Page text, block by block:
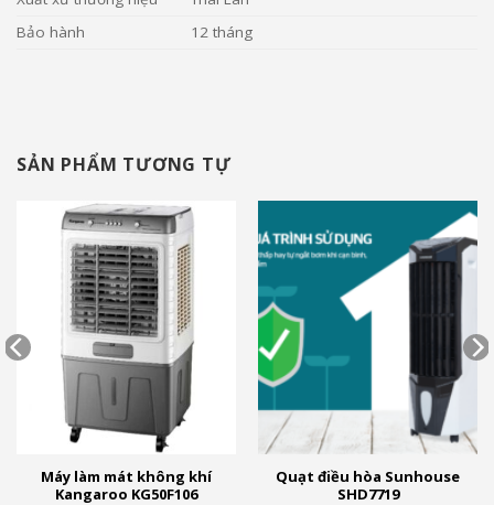
Bảo hành
12 tháng
SẢN PHẨM TƯƠNG TỰ
Máy làm mát không khí
Kangaroo KG50F106
Quạt điều hòa Sunhouse
SHD7719